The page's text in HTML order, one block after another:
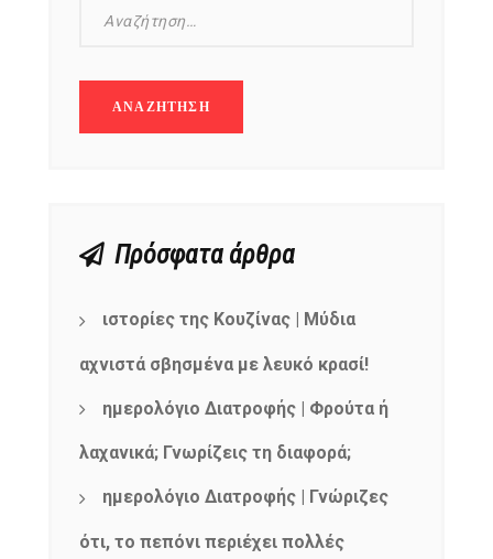
Πρόσφατα άρθρα
ιστορίες της Κουζίνας | Μύδια
αχνιστά σβησμένα με λευκό κρασί!
ημερολόγιο Διατροφής | Φρούτα ή
λαχανικά; Γνωρίζεις τη διαφορά;
ημερολόγιο Διατροφής | Γνώριζες
ότι, το πεπόνι περιέχει πολλές